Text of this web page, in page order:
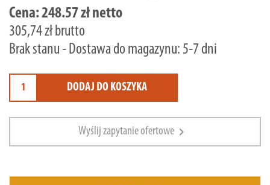
Cena:248.57 zł netto
305,74 zł brutto
Brak stanu - Dostawa do magazynu: 5-7 dni
DODAJ DO KOSZYKA
Wyślij zapytanie ofertowe chevron_right